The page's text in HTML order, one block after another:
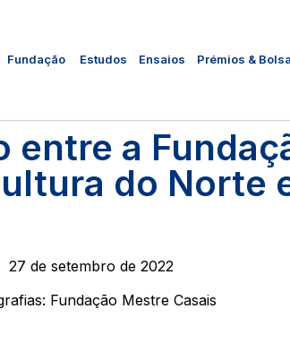
Fundação Estudos Ensaios Prémios &
a
do Norte
27 de setembro de 2022
Fundação Mestre Casais